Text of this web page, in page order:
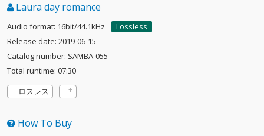
Laura day romance
Audio format: 16bit/44.1kHz
Lossless
Release date: 2019-06-15
Catalog number: SAMBA-055
Total runtime: 07:30
ロスレス
How To Buy